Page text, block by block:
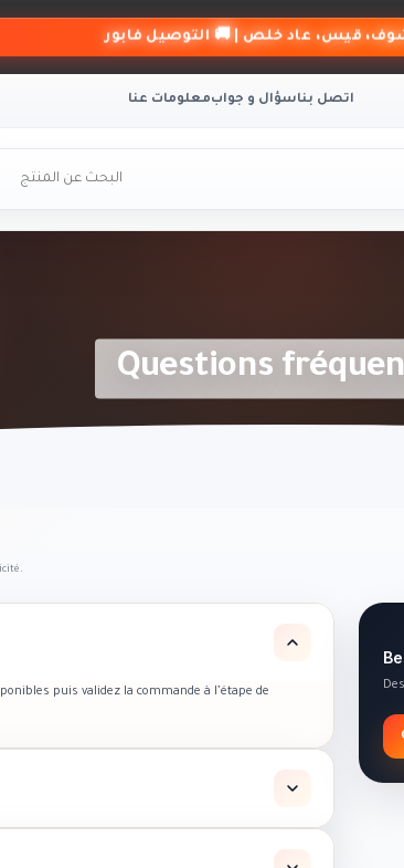
قيس، عاد خلص | 🚚 التوصيل فابور
معلومات عناسؤال و جواباتصل بنا
Questions
puis validez la commande à l’étape de